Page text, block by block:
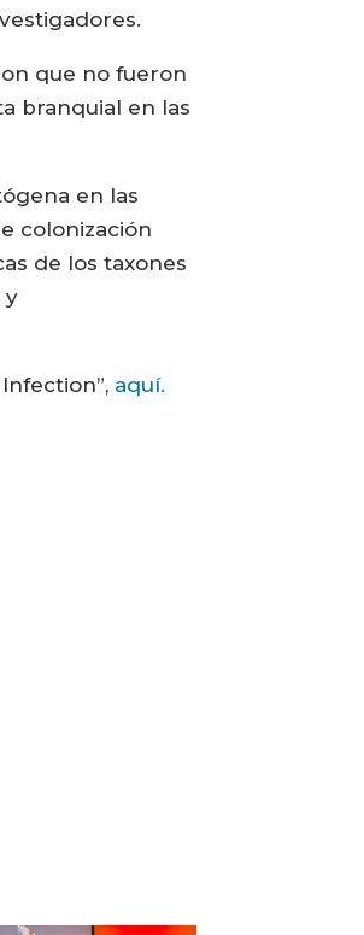
que no fueron
branquial en las
en las
colonización
de los taxones
y
Infection”, aquí.